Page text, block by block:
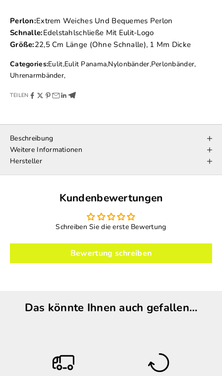
Perlon:Extrem Weiches Und Bequemes Perlon
Schnalle:Edelstahlschließe Mit Eulit-Logo
Größe:22,5 Cm Länge (ohne Schnalle), 1 Mm Dicke
Categories:Eulit,Eulit Panama,Nylonbänder,Perlonbänder,
Uhrenarmbänder,
TEILEN
Beschreibung
Weitere Informationen
Hersteller
Kundenbewertungen
Schreiben Sie die erste Bewertung
Bewertung schreiben
Das könnte Ihnen auch gefallen…